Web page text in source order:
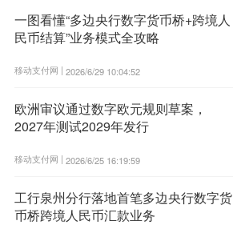
一图看懂“多边央行数字货币桥+跨境人
民币结算”业务模式全攻略
移动支付网 | 2026/6/29 10:04:52
欧洲审议通过数字欧元规则草案，
2027年测试2029年发行
移动支付网 | 2026/6/25 16:19:59
工行泉州分行落地首笔多边央行数字货
币桥跨境人民币汇款业务